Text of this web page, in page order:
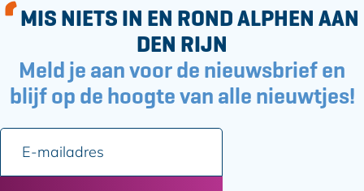
l
d
z
e
p
a
g
l
d
z
e
p
a
g
MIS NIETS IN EN ROND ALPHEN AAN
DEN RIJN
Meld je aan voor de nieuwsbrief en
blijf op de hoogte van alle nieuwtjes!
E
m